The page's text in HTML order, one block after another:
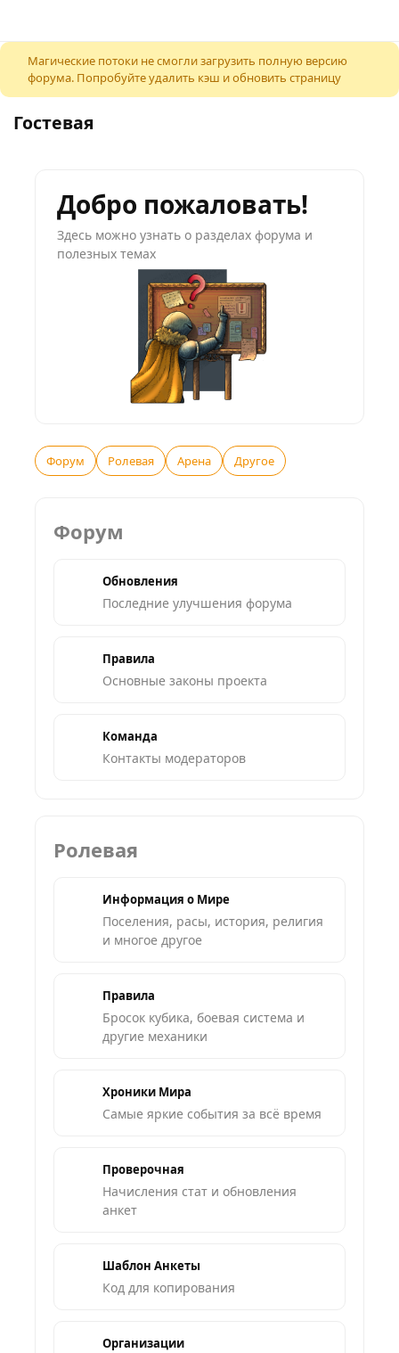
К содержимому
Магические потоки не смогли загрузить полную версию
форума. Попробуйте удалить кэш и обновить страницу
Гостевая
Добро пожаловать!
Здесь можно узнать о разделах форума и
полезных темах
Форум Ролевая Арена Другое
Форум
Обновления
Последние улучшения форума
Правила
Основные законы проекта
Команда
Контакты модераторов
Ролевая
Информация о Мире
Поселения, расы, история, религия
и многое другое
Правила
Бросок кубика, боевая система и
другие механики
Хроники Мира
Самые яркие события за всё время
Проверочная
Начисления стат и обновления
анкет
Шаблон Анкеты
Код для копирования
Организации